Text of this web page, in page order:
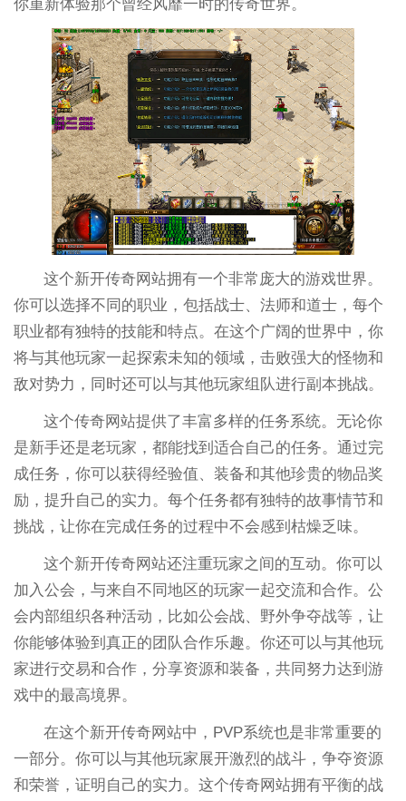
你重新体验那个曾经风靡一时的传奇世界。
这个新开传奇网站拥有一个非常庞大的游戏世界。
你可以选择不同的职业，包括战士、法师和道士，每个
职业都有独特的技能和特点。在这个广阔的世界中，你
将与其他玩家一起探索未知的领域，击败强大的怪物和
敌对势力，同时还可以与其他玩家组队进行副本挑战。
这个传奇网站提供了丰富多样的任务系统。无论你
是新手还是老玩家，都能找到适合自己的任务。通过完
成任务，你可以获得经验值、装备和其他珍贵的物品奖
励，提升自己的实力。每个任务都有独特的故事情节和
挑战，让你在完成任务的过程中不会感到枯燥乏味。
这个新开传奇网站还注重玩家之间的互动。你可以
加入公会，与来自不同地区的玩家一起交流和合作。公
会内部组织各种活动，比如公会战、野外争夺战等，让
你能够体验到真正的团队合作乐趣。你还可以与其他玩
家进行交易和合作，分享资源和装备，共同努力达到游
戏中的最高境界。
在这个新开传奇网站中，PVP系统也是非常重要的
一部分。你可以与其他玩家展开激烈的战斗，争夺资源
和荣誉，证明自己的实力。这个传奇网站拥有平衡的战